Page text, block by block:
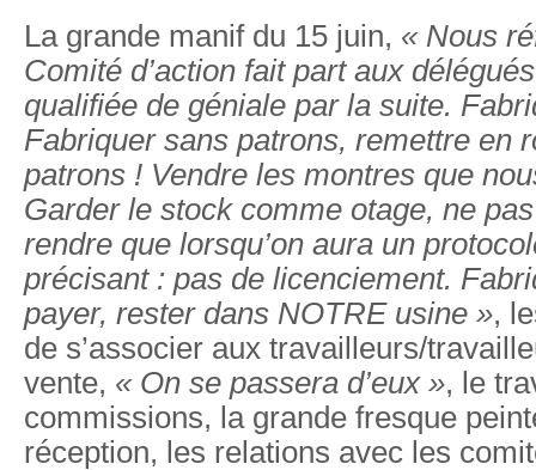
La grande manif du 15 juin, « Nous
Comité d’action fait part aux
qualifiée de géniale par la suite.
Fabriquer sans patrons, remettre en
patrons ! Vendre les montres que
Garder le stock comme otage, ne
rendre que lorsqu’on aura un
précisant : pas de licenciement.
payer, rester dans NOTRE usine »,
de s’associer aux travailleurs/
vente, « On se passera d’eux », le
commissions, la grande fresque
réception, les relations avec les